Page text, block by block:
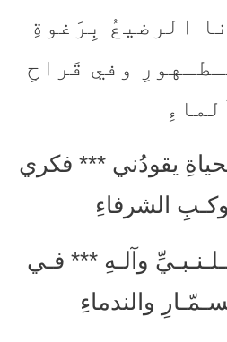
الرضيعُ بِرَغوةِ
وفي قَراحِ
يقودُني *** فكري
الشرفاءِ
وآلـهِ *** فـي
والندماءِ